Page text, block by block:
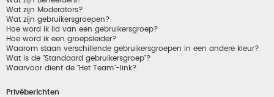
Wat zijn Moderators?
Wat zijn gebruikersgroepen?
Hoe word ik lid van een gebruikersgroep?
Hoe word ik een groepsleider?
Waarom staan verschillende gebruikersgroepen in een andere kleur?
Wat is de "Standaard gebruikersgroep"?
Waarvoor dient de "Het Team"-link?
Privéberichten